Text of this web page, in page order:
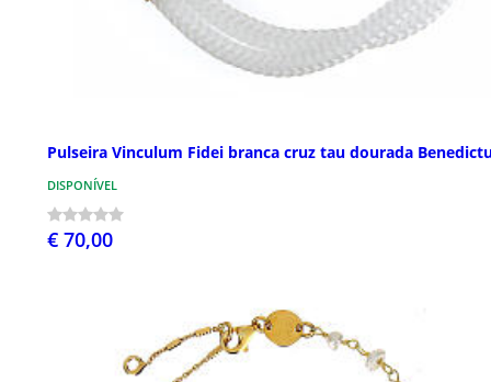
Pulseira Vinculum Fidei branca cruz tau dourada
DISPONÍVEL
€ 70,00